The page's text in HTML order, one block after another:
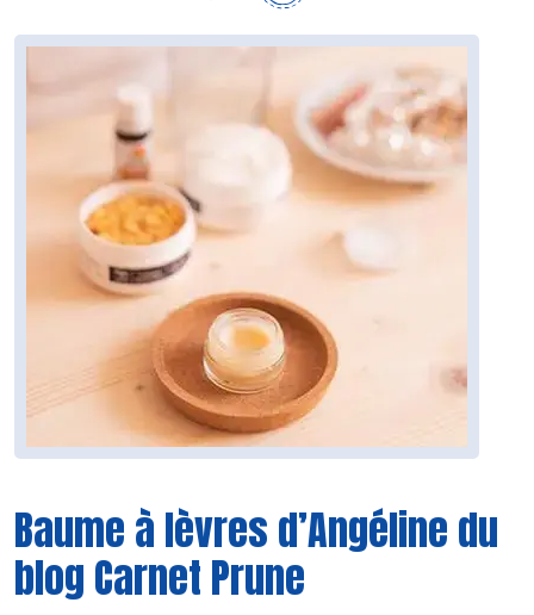
Baume à lèvres d’Angéline du
blog Carnet Prune